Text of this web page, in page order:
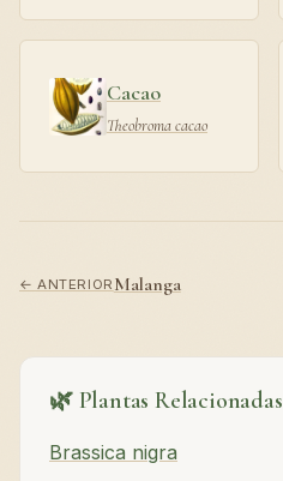
Cacao
Theobroma cacao
← ANTERIORMalanga
🌿 Plantas Relacionadas
Brassica nigra